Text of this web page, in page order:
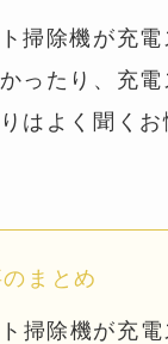
掃除機が充
ったり、充
はよく聞くお
まとめ
掃除機が充